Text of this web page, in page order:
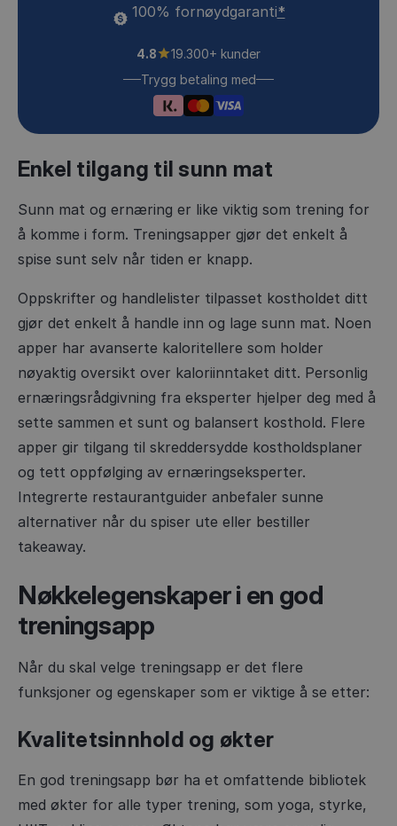
100% fornøydgaranti*
4.8
19.300+ kunder
Trygg betaling med
Enkel tilgang til sunn mat
Sunn mat og ernæring er like viktig som trening for
å komme i form. Treningsapper gjør det enkelt å
spise sunt selv når tiden er knapp.
Oppskrifter og handlelister tilpasset kostholdet ditt
gjør det enkelt å handle inn og lage sunn mat. Noen
apper har avanserte kaloritellere som holder
nøyaktig oversikt over kaloriinntaket ditt. Personlig
ernæringsrådgivning fra eksperter hjelper deg med å
sette sammen et sunt og balansert kosthold. Flere
apper gir tilgang til skreddersydde kostholdsplaner
og tett oppfølging av ernæringseksperter.
Integrerte restaurantguider anbefaler sunne
alternativer når du spiser ute eller bestiller
takeaway.
Nøkkelegenskaper i en god
treningsapp
Når du skal velge treningsapp er det flere
funksjoner og egenskaper som er viktige å se etter:
Kvalitetsinnhold og økter
En god treningsapp bør ha et omfattende bibliotek
med økter for alle typer trening, som yoga, styrke,